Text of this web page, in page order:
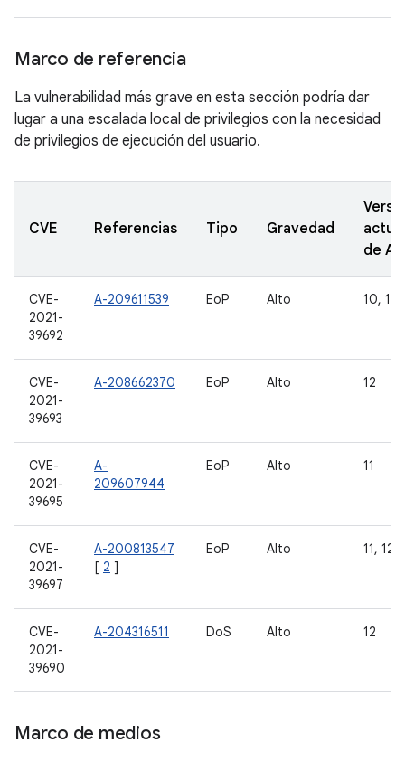
Marco de referencia
La vulnerabilidad más grave en esta sección podría dar
lugar a una escalada local de privilegios con la necesidad
de privilegios de ejecución del usuario.
CVE Referencias Tipo Gravedad
de
CVE-
2021-
39692
A-209611539 EoP Alto 10, 11,
CVE-
2021-
39693
A-208662370 EoP Alto 12
CVE-
2021-
39695
A-
209607944
EoP Alto 11
CVE-
2021-
39697
A-200813547
[ 2 ]
EoP Alto 11, 12
CVE-
2021-
39690
A-204316511 DoS Alto 12
Marco de medios